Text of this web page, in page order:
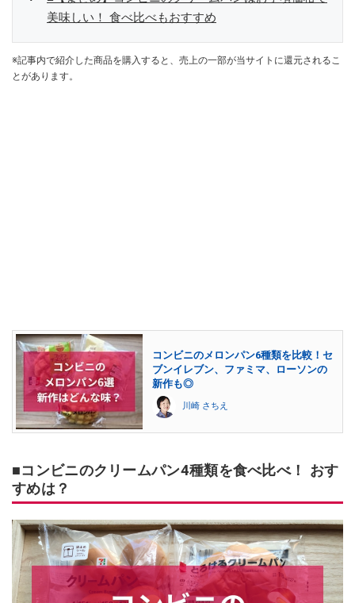
美味しい！ 食べ比べもおすすめ
※記事内で紹介した商品を購入すると、売上の一部が当サイトに還元されるこ
とがあります。
コンビニのメロンパン6種類を比較！セ
ブンイレブン、ファミマ、ローソンの
新作も◎
川崎 さちえ
■コンビニのクリームパン4種類を食べ比べ！ おす
すめは？